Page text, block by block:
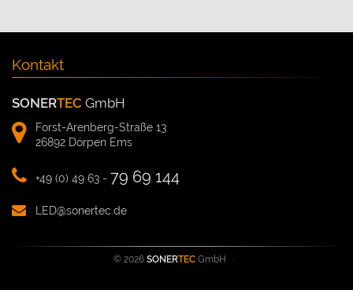
Kontakt
SONERTEC GmbH
Forst-Arenberg-Straße 13
26892 Dörpen Ems
+49 (0) 49 63 - 79 69 144
LED@sonertec.de
© 2026 SONERTEC GmbH ·